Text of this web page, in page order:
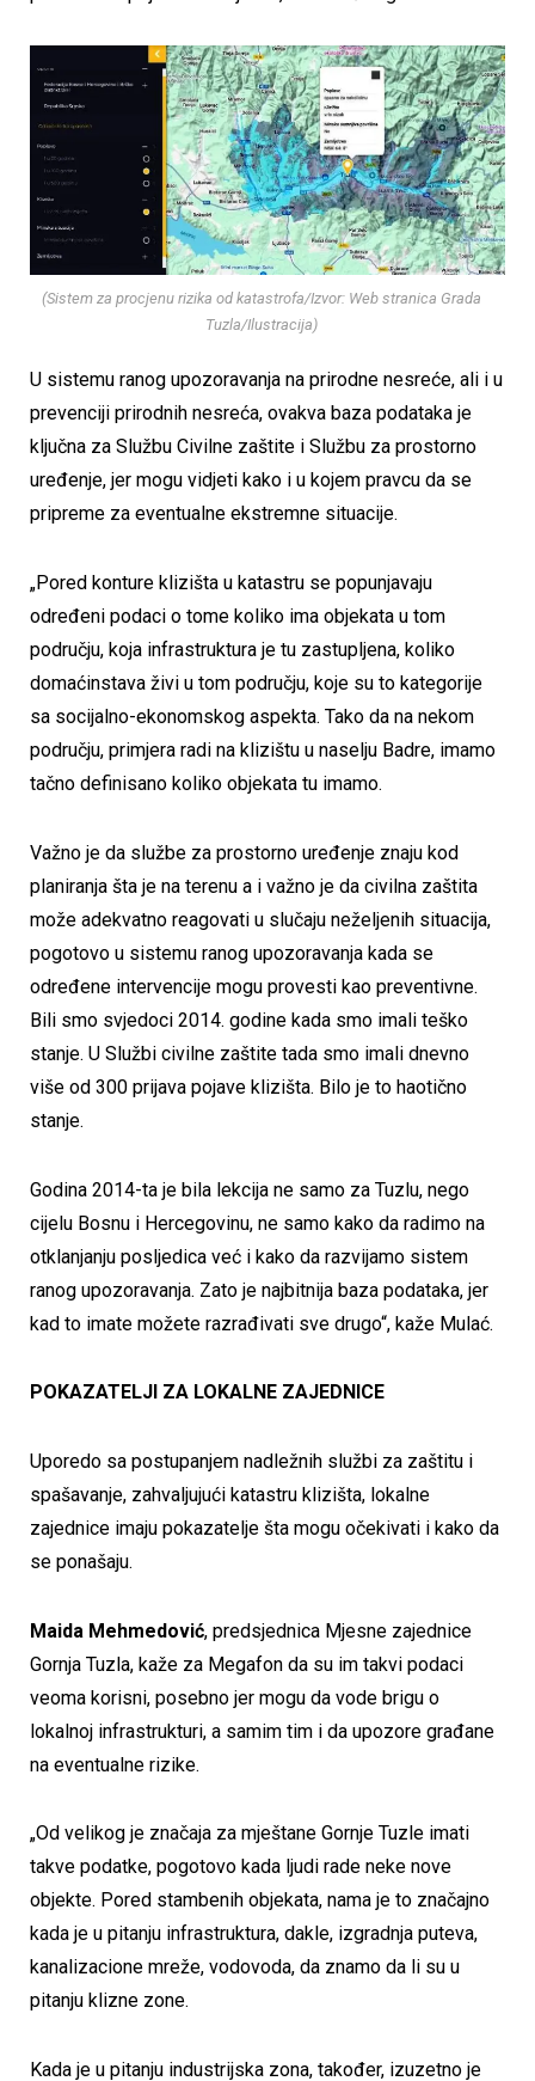
(Sistem za procjenu rizika od katastrofa/Izvor: Web stranica Grada
Tuzla/Ilustracija)
U sistemu ranog upozoravanja na prirodne nesreće, ali i u
prevenciji prirodnih nesreća, ovakva baza podataka je
ključna za Službu Civilne zaštite i Službu za prostorno
uređenje, jer mogu vidjeti kako i u kojem pravcu da se
pripreme za eventualne ekstremne situacije.
„Pored konture klizišta u katastru se popunjavaju
određeni podaci o tome koliko ima objekata u tom
području, koja infrastruktura je tu zastupljena, koliko
domaćinstava živi u tom području, koje su to kategorije
sa socijalno-ekonomskog aspekta. Tako da na nekom
području, primjera radi na klizištu u naselju Badre, imamo
tačno definisano koliko objekata tu imamo.
Važno je da službe za prostorno uređenje znaju kod
planiranja šta je na terenu a i važno je da civilna zaštita
može adekvatno reagovati u slučaju neželjenih situacija,
pogotovo u sistemu ranog upozoravanja kada se
određene intervencije mogu provesti kao preventivne.
Bili smo svjedoci 2014. godine kada smo imali teško
stanje. U Službi civilne zaštite tada smo imali dnevno
više od 300 prijava pojave klizišta. Bilo je to haotično
stanje.
Godina 2014-ta je bila lekcija ne samo za Tuzlu, nego
cijelu Bosnu i Hercegovinu, ne samo kako da radimo na
otklanjanju posljedica već i kako da razvijamo sistem
ranog upozoravanja. Zato je najbitnija baza podataka, jer
kad to imate možete razrađivati sve drugo“, kaže Mulać.
POKAZATELJI ZA LOKALNE ZAJEDNICE
Uporedo sa postupanjem nadležnih službi za zaštitu i
spašavanje, zahvaljujući katastru klizišta, lokalne
zajednice imaju pokazatelje šta mogu očekivati i kako da
se ponašaju.
Maida Mehmedović, predsjednica Mjesne zajednice
Gornja Tuzla, kaže za Megafon da su im takvi podaci
veoma korisni, posebno jer mogu da vode brigu o
lokalnoj infrastrukturi, a samim tim i da upozore građane
na eventualne rizike.
„Od velikog je značaja za mještane Gornje Tuzle imati
takve podatke, pogotovo kada ljudi rade neke nove
objekte. Pored stambenih objekata, nama je to značajno
kada je u pitanju infrastruktura, dakle, izgradnja puteva,
kanalizacione mreže, vodovoda, da znamo da li su u
pitanju klizne zone.
Kada je u pitanju industrijska zona, također, izuzetno je